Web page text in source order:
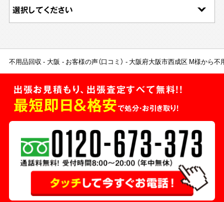
不用品回収 大阪 お客様の声（口コミ） 大阪府大阪市西成区 M様から不
出張お見積もり、出張査定すべて無料!!
最短即日＆格安で処分・お引き取り！